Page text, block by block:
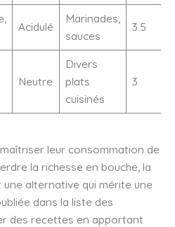
Acidulé
Marinades,
sauces
3.5
Neutre
Divers
plats
cuisinés
3
leur consommation de
la richesse en bouche, la
une alternative qui mérite une
dans la liste des
des recettes en apportant